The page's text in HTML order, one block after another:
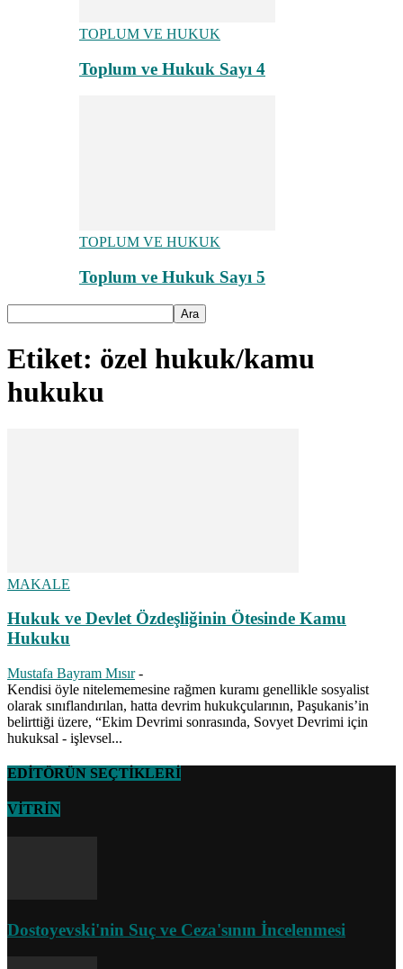
TOPLUM VE HUKUK
Toplum ve Hukuk Sayı 4
TOPLUM VE HUKUK
Toplum ve Hukuk Sayı 5
Etiket: özel hukuk/kamu
hukuku
MAKALE
Hukuk ve Devlet Özdeşliğinin Ötesinde Kamu
Hukuku
Mustafa Bayram Mısır -
Kendisi öyle nitelememesine rağmen kuramı genellikle sosyalist
olarak sınıflandırılan, hatta devrim hukukçularının, Paşukanis’in
belirttiği üzere, “Ekim Devrimi sonrasında, Sovyet Devrimi için
hukuksal - işlevsel...
EDİTÖRÜN SEÇTİKLERİ
VİTRİN
Dostoyevski'nin Suç ve Ceza'sının İncelenmesi